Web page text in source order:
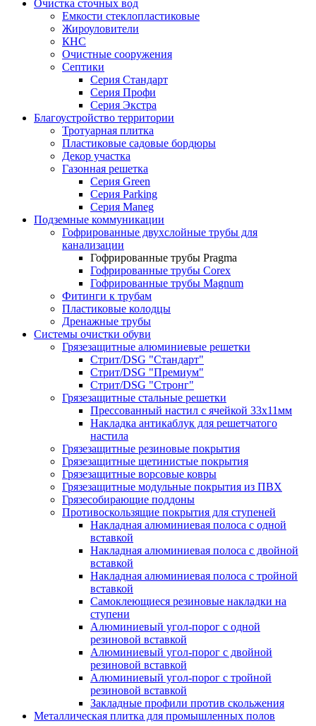
Очистка сточных вод
Емкости стеклопластиковые
Жироуловители
КНС
Очистные сооружения
Септики
Серия Стандарт
Серия Профи
Серия Экстра
Благоустройство территории
Тротуарная плитка
Пластиковые садовые бордюры
Декор участка
Газонная решетка
Серия Green
Серия Parking
Серия Maneg
Подземные коммуникации
Гофрированные двухслойные трубы для
канализации
Гофрированные трубы Pragma
Гофрированные трубы Corex
Гофрированные трубы Magnum
Фитинги к трубам
Пластиковые колодцы
Дренажные трубы
Системы очистки обуви
Грязезащитные алюминиевые решетки
Стрит/DSG "Стандарт"
Стрит/DSG "Премиум"
Стрит/DSG "Стронг"
Грязезащитные стальные решетки
Прессованный настил с ячейкой 33х11мм
Накладка антикаблук для решетчатого
настила
Грязезащитные резиновые покрытия
Грязезащитные щетинистые покрытия
Грязезащитные ворсовые ковры
Грязезащитные модульные покрытия из ПВХ
Грязесобирающие поддоны
Противоскользящие покрытия для ступеней
Накладная алюминиевая полоса с одной
вставкой
Накладная алюминиевая полоса с двойной
вставкой
Накладная алюминиевая полоса с тройной
вставкой
Самоклеющиеся резиновые накладки на
ступени
Алюминиевый угол-порог с одной
резиновой вставкой
Алюминиевый угол-порог с двойной
резиновой вставкой
Алюминиевый угол-порог с тройной
резиновой вставкой
Закладные профили против скольжения
Металлическая плитка для промышленных полов